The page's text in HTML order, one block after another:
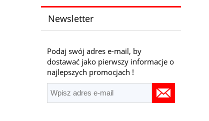
Newsletter
Podaj swój adres e-mail, by
dostawać jako pierwszy informacje o
najlepszych promocjach !